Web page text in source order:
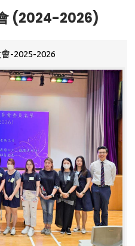
(2024-2026)
-2025-2026